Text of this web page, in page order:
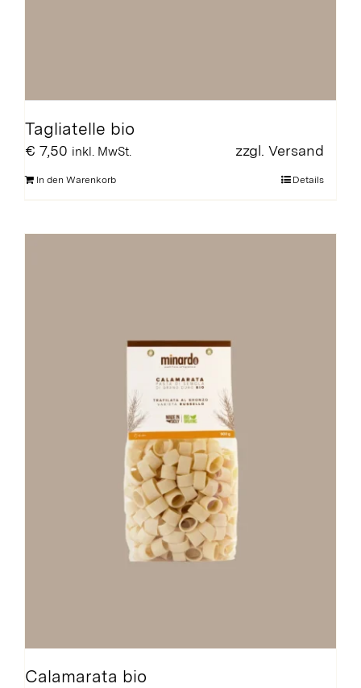
Tagliatelle bio
€ 7,50 inkl. MwSt. zzgl. Versand
In den Warenkorb Details
Calamarata bio